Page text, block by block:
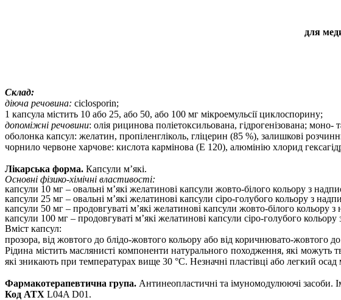
для
Склад:
діюча речовина: ciclosporin;
1 капсула містить 10 або 25, або 50, або 100 мг мікроемульсії циклоспорину;
допоміжні речовини: олія рицинова поліетоксильована, гідрогенізована; моно-
оболонка капсул: желатин, пропіленгліколь, гліцерин (85 %), залишкові
чорнило червоне харчове: кислота кармінова (Е 120), алюмінію хлорид
Лікарська форма. Капсули м’які.
Основні фізико-хімічні властивості:
капсули 10 мг – овальні м’які желатинові капсули жовто-білого кольору з
капсули 25 мг – овальні м’які желатинові капсули сіро-голубого кольору з
капсули 50 мг – продовгуваті м’які желатинові капсули жовто-білого кольору
капсули 100 мг – продовгуваті м’які желатинові капсули сіро-голубого
Вміст капсул:
прозора, від жовтого до блідо-жовтого кольору або від коричнювато-жовтого
Рідина містить маслянисті компоненти натурального походження, які можуть
які зникають при температурах вище 30 °С. Незначні пластівці або легкий
Фармакотерапевтична група. Антинеопластичні та імуномодулюючі засоби.
Код АТХ L04A D01.